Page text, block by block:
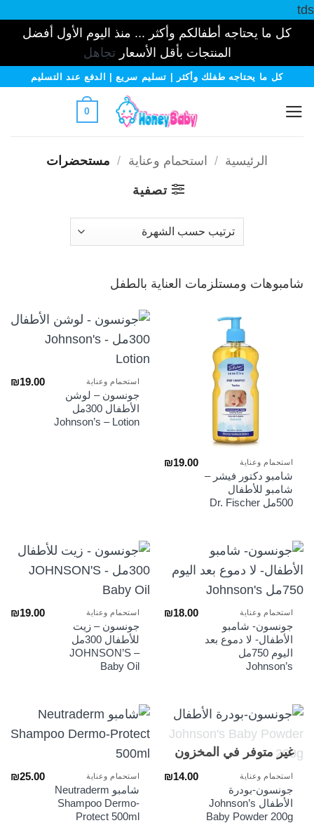
tds
كل ما يحتاجه أطفالكم وأكثر ... منذ اليوم الأول أفضل
المنتجات بأقل الأسعارتجاهل
تخطيكل ما يحتاجه طفلك وأكثر | تسليم سريع | الدفع عند التسليم
0
الرئيسية / استحمام وعناية / مستحضرات
تصفية
شامبوهات ومستلزمات العناية بالطفل
استحمام وعناية
شامبو دكتور فيشر –
شامبو للأطفال
500مل Dr. Fischer
₪19.00
استحمام وعناية
جونسون – لوشن
الأطفال 300مل
Johnson’s – Lotion
₪19.00
استحمام وعناية
جونسون- شامبو
الأطفال- لا دموع بعد
اليوم 750مل
Johnson’s
₪18.00 استحمام وعناية
جونسون – زيت
للأطفال 300مل
JOHNSON’S –
Baby Oil
₪19.00
غير متوفر في المخزون
استحمام وعناية
جونسون-بودرة
الأطفال Johnson’s
Baby Powder 200g
₪14.00 استحمام وعناية
شامبو Neutraderm
Shampoo Dermo-
Protect 500ml
₪25.00